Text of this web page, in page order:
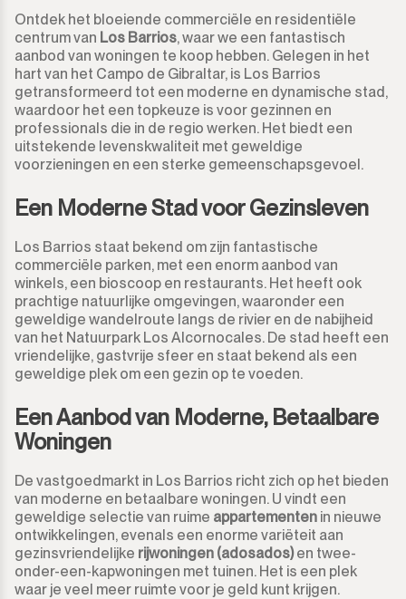
Ontdek het bloeiende commerciële en residentiële
centrum van Los Barrios, waar we een fantastisch
aanbod van woningen te koop hebben. Gelegen in het
hart van het Campo de Gibraltar, is Los Barrios
getransformeerd tot een moderne en dynamische stad,
waardoor het een topkeuze is voor gezinnen en
professionals die in de regio werken. Het biedt een
uitstekende levenskwaliteit met geweldige
voorzieningen en een sterke gemeenschapsgevoel.
Een Moderne Stad voor Gezinsleven
Los Barrios staat bekend om zijn fantastische
commerciële parken, met een enorm aanbod van
winkels, een bioscoop en restaurants. Het heeft ook
prachtige natuurlijke omgevingen, waaronder een
geweldige wandelroute langs de rivier en de nabijheid
van het Natuurpark Los Alcornocales. De stad heeft een
vriendelijke, gastvrije sfeer en staat bekend als een
geweldige plek om een gezin op te voeden.
Een Aanbod van Moderne, Betaalbare
Woningen
De vastgoedmarkt in Los Barrios richt zich op het bieden
van moderne en betaalbare woningen. U vindt een
geweldige selectie van ruime appartementen in nieuwe
ontwikkelingen, evenals een enorme variëteit aan
gezinsvriendelijke rijwoningen (adosados)en twee-
onder-een-kapwoningen met tuinen. Het is een plek
waar je veel meer ruimte voor je geld kunt krijgen.